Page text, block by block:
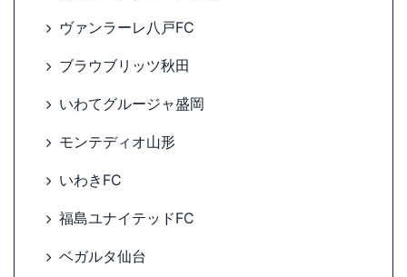
ヴァンラーレ八戸FC
ブラウブリッツ秋田
いわてグルージャ盛岡
モンテディオ山形
いわきFC
福島ユナイテッドFC
ベガルタ仙台